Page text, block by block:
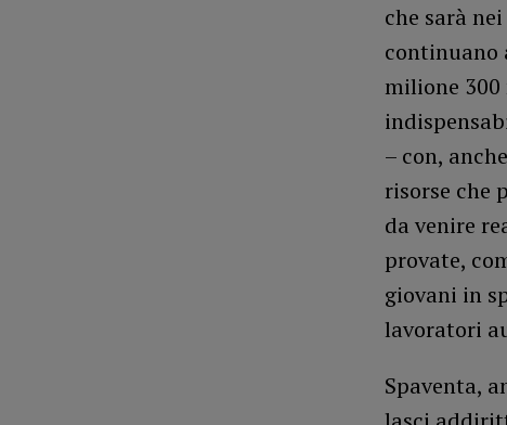
che sarà
continuano
milione
– con,
risorse che
da venire
provate,
giovani in
lavoratori
Spaventa,